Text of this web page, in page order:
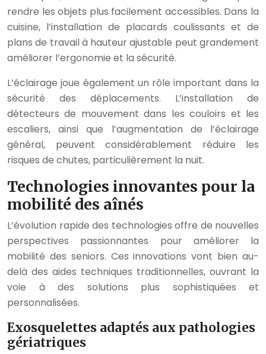
rendre les objets plus facilement accessibles. Dans la
cuisine, l’installation de placards coulissants et de
plans de travail à hauteur ajustable peut grandement
améliorer l’ergonomie et la sécurité.
L’éclairage joue également un rôle important dans la
sécurité des déplacements. L’installation de
détecteurs de mouvement dans les couloirs et les
escaliers, ainsi que l’augmentation de l’éclairage
général, peuvent considérablement réduire les
risques de chutes, particulièrement la nuit.
Technologies innovantes pour la
mobilité des aînés
L’évolution rapide des technologies offre de nouvelles
perspectives passionnantes pour améliorer la
mobilité des seniors. Ces innovations vont bien au-
delà des aides techniques traditionnelles, ouvrant la
voie à des solutions plus sophistiquées et
personnalisées.
Exosquelettes adaptés aux pathologies
gériatriques